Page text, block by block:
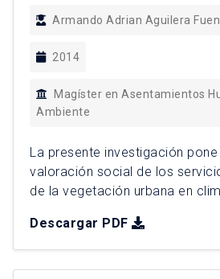
Armando Adrian Aguilera
2014
Magíster en Asentamientos
Ambiente
La presente investigación
valoración social de los
de la vegetación urbana en
condiciones de aridez ofrece y
necesidades claves para la
función de un reconocimiento
Descargar PDF